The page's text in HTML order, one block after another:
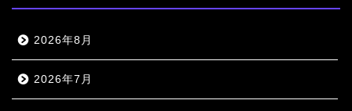
2026年8月
2026年7月